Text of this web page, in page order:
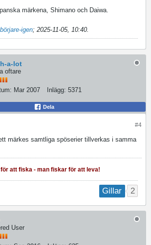
märkena, Shimano och Daiwa.
igen; 2025-11-05, 10:40.
a-lot
oftare
Mar 2007 Inlägg: 5371
Dela
#4
märkes samtliga spöserier tillverkas i samma
för att fiska - man fiskar för att leva!
Gillar 2
User